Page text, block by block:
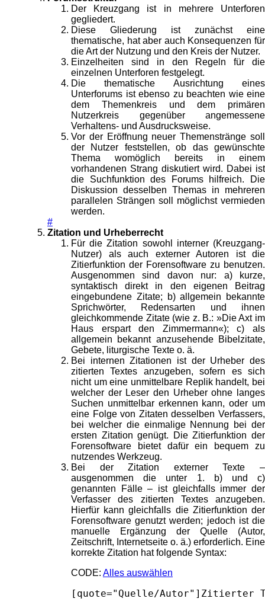
Der Kreuzgang ist in mehrere Unterforen
gegliedert.
Diese Gliederung ist zunächst eine
thematische, hat aber auch Konsequenzen für
die Art der Nutzung und den Kreis der Nutzer.
Einzelheiten sind in den Regeln für die
einzelnen Unterforen festgelegt.
Die thematische Ausrichtung eines
Unterforums ist ebenso zu beachten wie eine
dem Themenkreis und dem primären
Nutzerkreis gegenüber angemessene
Verhaltens- und Ausdrucksweise.
Vor der Eröffnung neuer Themenstränge soll
der Nutzer feststellen, ob das gewünschte
Thema womöglich bereits in einem
vorhandenen Strang diskutiert wird. Dabei ist
die Suchfunktion des Forums hilfreich. Die
Diskussion desselben Themas in mehreren
parallelen Strängen soll möglichst vermieden
werden.
#
Zitation und Urheberrecht
Für die Zitation sowohl interner (Kreuzgang-
Nutzer) als auch externer Autoren ist die
Zitierfunktion der Forensoftware zu benutzen.
Ausgenommen sind davon nur: a) kurze,
syntaktisch direkt in den eigenen Beitrag
eingebundene Zitate; b) allgemein bekannte
Sprichwörter, Redensarten und ihnen
gleichkommende Zitate (wie z. B.: »Die Axt im
Haus erspart den Zimmermann«); c) als
allgemein bekannt anzusehende Bibelzitate,
Gebete, liturgische Texte o. ä.
Bei internen Zitationen ist der Urheber des
zitierten Textes anzugeben, sofern es sich
nicht um eine unmittelbare Replik handelt, bei
welcher der Leser den Urheber ohne langes
Suchen unmittelbar erkennen kann, oder um
eine Folge von Zitaten desselben Verfassers,
bei welcher die einmalige Nennung bei der
ersten Zitation genügt. Die Zitierfunktion der
Forensoftware bietet dafür ein bequem zu
nutzendes Werkzeug.
Bei der Zitation externer Texte –
ausgenommen die unter 1. b) und c)
genannten Fälle – ist gleichfalls immer der
Verfasser des zitierten Textes anzugeben.
Hierfür kann gleichfalls die Zitierfunktion der
Forensoftware genutzt werden; jedoch ist die
manuelle Ergänzung der Quelle (Autor,
Zeitschrift, Internetseite o. ä.) erforderlich. Eine
korrekte Zitation hat folgende Syntax:
CODE: Alles auswählen
[quote="Quelle/Autor"]Zitierter